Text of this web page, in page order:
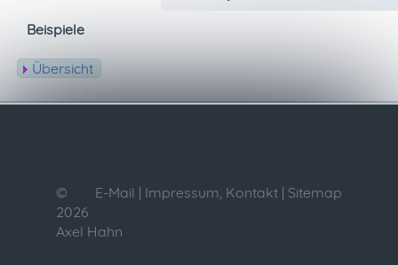
Beispiele
Übersicht
E-Mail | Impressum, Kontakt | Sitemap
©
2026
Axel Hahn